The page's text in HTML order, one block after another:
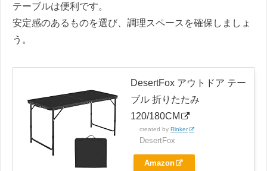
テーブルは便利です。
安定感のあるものを選び、調理スペースを確保しましょ
う。
DesertFox アウトドア テー
ブル 折りたたみ
120/180CM
created by Rinker
DesertFox
Amazon